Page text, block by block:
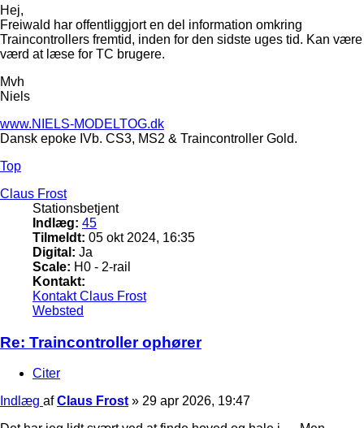
Hej,
Freiwald har offentliggjort en del information omkring
Traincontrollers fremtid, inden for den sidste uges tid. Kan være
værd at læse for TC brugere.
Mvh
Niels
www.NIELS-MODELTOG.dk
Dansk epoke IVb. CS3, MS2 & Traincontroller Gold.
Top
Claus Frost
Stationsbetjent
Indlæg: 45
Tilmeldt: 05 okt 2024, 16:35
Digital: Ja
Scale: H0 - 2-rail
Kontakt:
Kontakt Claus Frost
Websted
Re: Traincontroller ophører
Citer
Indlæg afClaus Frost » 29 apr 2026, 19:47